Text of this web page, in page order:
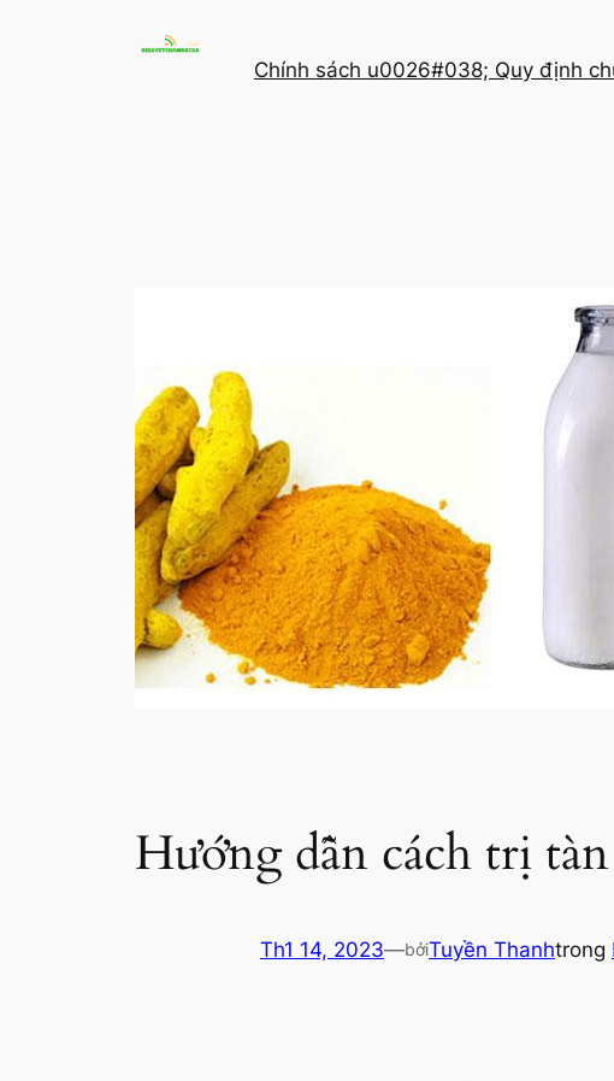
Chính sách u0026#038; Quy định
Hướng dẫn cách trị
Th1 14, 2023—bởiTuyền Thanhtrong